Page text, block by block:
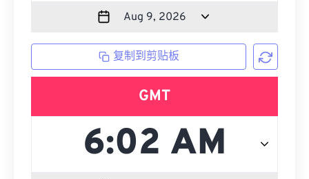
复制到剪贴板
GMT